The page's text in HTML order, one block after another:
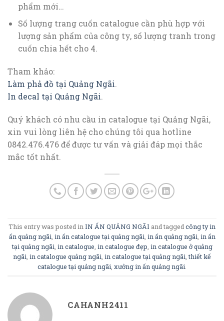
phẩm mới…
Số lượng trang cuốn catalogue cần phù hợp với
lượng sản phẩm của công ty, số lượng tranh trong
cuốn chia hết cho 4.
Tham khảo:
Làm phả đồ tại Quảng Ngãi.
In decal tại Quảng Ngãi.
Quý khách có nhu cầu in catalogue tại Quảng Ngãi,
xin vui lòng liên hệ cho chúng tôi qua hotline
0842.476.476 để được tư vấn và giải đáp mọi thắc
mắc tốt nhất.
This entry was posted in IN ẤN QUẢNG NGÃI and tagged công ty in
ấn quảng ngãi in ấn catalogue tại quảng ngãi in ấn quảng ngãi in ấn
tại quảng ngãi in catalogue in catalogue đẹp in catalogue ở quảng
ngãi in catalogue quảng ngãi in catalogue tại quảng ngãi ,thiết kế
catalogue tại quảng ngãi xưởng in ấn quảng ngãi
CAHANH2411